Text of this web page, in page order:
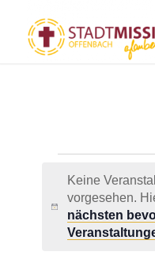
20.
Mai
2025
Hinweis
Keine
vorgesehen.
nächsten